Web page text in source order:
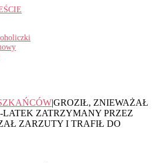
|GROZIŁ, ZNIEWAŻAŁ
LATEK ZATRZYMANY PRZEZ
ZARZUTY I TRAFIŁ DO